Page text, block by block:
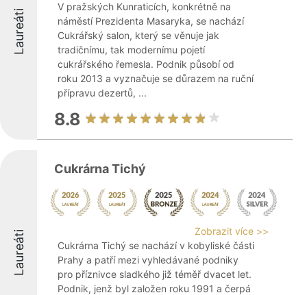
Laureáti
V pražských Kunraticích, konkrétně na
náměstí Prezidenta Masaryka, se nachází
Cukrářský salon, který se věnuje jak
tradičnímu, tak modernímu pojetí
cukrářského řemesla. Podnik působí od
roku 2013 a vyznačuje se důrazem na ruční
přípravu dezertů, ...
8.8
Laureáti
Cukrárna Tichý
Zobrazit více >>
Cukrárna Tichý se nachází v kobyliské části
Prahy a patří mezi vyhledávané podniky
pro příznivce sladkého již téměř dvacet let.
Podnik, jenž byl založen roku 1991 a čerpá